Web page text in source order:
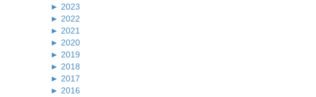
► 2023
► 2022
► 2021
► 2020
► 2019
► 2018
► 2017
► 2016